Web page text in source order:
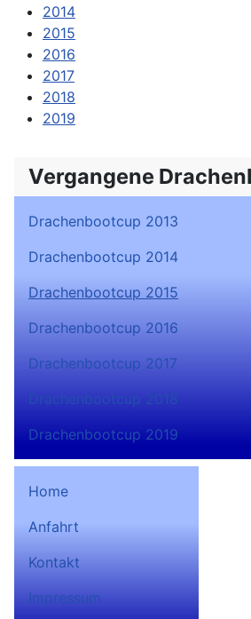
2014
2015
2016
2017
2018
2019
Vergangene
Drachenbootcup 2013
Drachenbootcup 2014
Drachenbootcup 2015
Drachenbootcup 2016
Drachenbootcup 2017
Drachenbootcup 2018
Drachenbootcup 2019
Home
Anfahrt
Kontakt
Impressum